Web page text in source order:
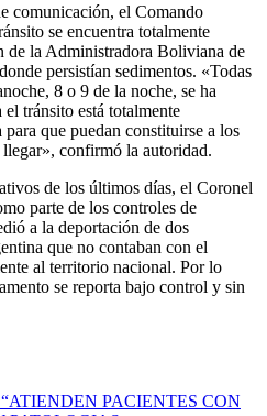
comunicación, el Comando
se encuentra totalmente
de la Administradora Boliviana de
persistían sedimentos. «Todas
8 o 9 de la noche, se ha
tránsito está totalmente
que puedan constituirse a los
confirmó la autoridad.
de los últimos días, el Coronel
parte de los controles de
a la deportación de dos
que no contaban con el
al territorio nacional. Por lo
se reporta bajo control y sin
PACIENTES CON